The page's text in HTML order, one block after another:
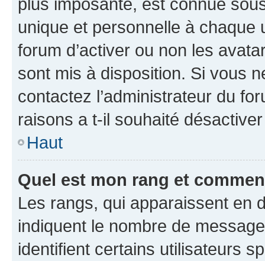
unique et personnelle à chaque
forum d’activer ou non les
sont mis à disposition. Si vous
contactez l’administrateur du
raisons a t-il souhaité
Haut
Quel est mon rang et
Les rangs, qui apparaissent en
indiquent le nombre de
identifient certains utilisateurs